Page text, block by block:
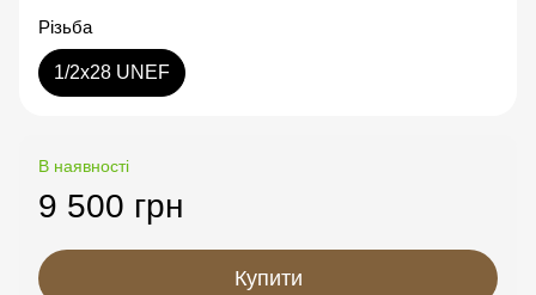
Різьба
1/2x28 UNEF
В наявності
9 500 грн
Купити